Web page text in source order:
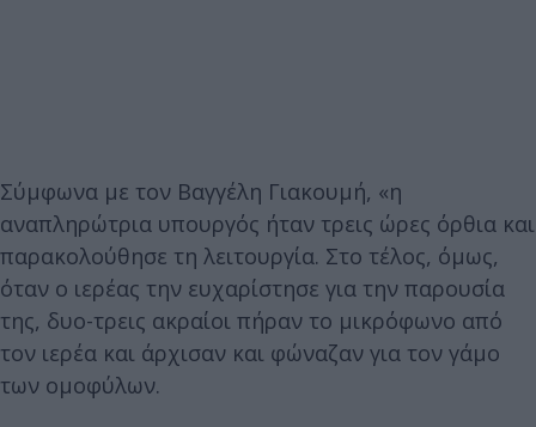
Σύμφωνα με τον Βαγγέλη Γιακουμή, «η
αναπληρώτρια υπουργός ήταν τρεις ώρες όρθια και
παρακολούθησε τη λειτουργία. Στο τέλος, όμως,
όταν ο ιερέας την ευχαρίστησε για την παρουσία
της, δυο-τρεις ακραίοι πήραν το μικρόφωνο από
τον ιερέα και άρχισαν και φώναζαν για τον γάμο
των ομοφύλων.